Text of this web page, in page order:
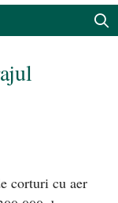
corturi cu aer